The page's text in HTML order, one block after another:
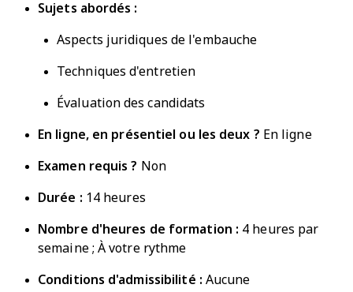
Sujets abordés :
Aspects juridiques de l'embauche
Techniques d'entretien
Évaluation des candidats
En ligne, en présentiel ou les deux ? En ligne
Examen requis ? Non
Durée : 14 heures
Nombre d'heures de formation : 4 heures par
semaine ; À votre rythme
Conditions d'admissibilité : Aucune